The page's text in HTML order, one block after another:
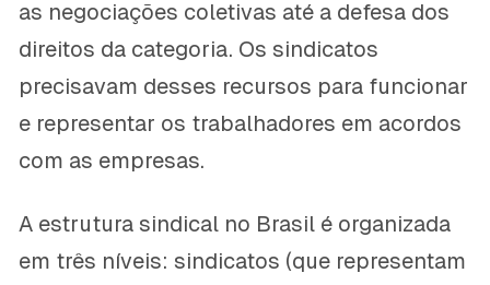
as negociações coletivas até a defesa dos
direitos da categoria. Os sindicatos
precisavam desses recursos para funcionar
e representar os trabalhadores em acordos
com as empresas.
A estrutura sindical no Brasil é organizada
em três níveis: sindicatos (que representam